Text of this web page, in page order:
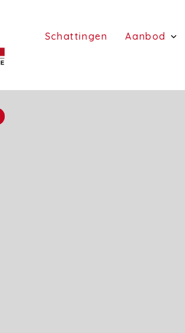
Schattingen (Schattingen)
Aanbod
(te